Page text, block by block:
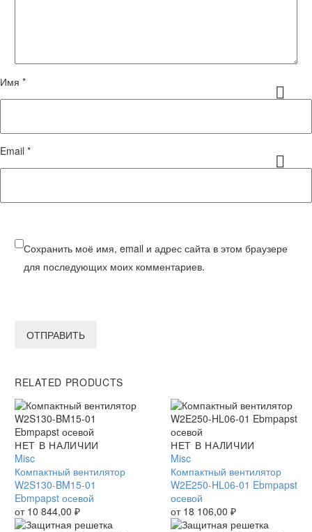
Имя *
Email *
Сохранить моё имя, email и адрес сайта в этом браузере
для последующих моих комментариев.
ОТПРАВИТЬ
RELATED PRODUCTS
Компактный
вентилятор
W2S130-
BM15-
01
Ebmpapst
осевой
НЕТ В НАЛИЧИИ
Misc
Компактный вентилятор
W2S130-BM15-01
Ebmpapst осевой
от 10 844,00 ₽
Компактный
вентилятор
W2E250-
HL06-
01
Ebmpapst
осевой
НЕТ В НАЛИЧИИ
Misc
Компактный вентилятор
W2E250-HL06-01 Ebmpapst
осевой
от 18 106,00 ₽